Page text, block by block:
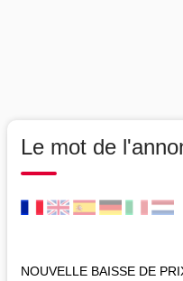
Le mot de
NOUVELLE BAISSE DE